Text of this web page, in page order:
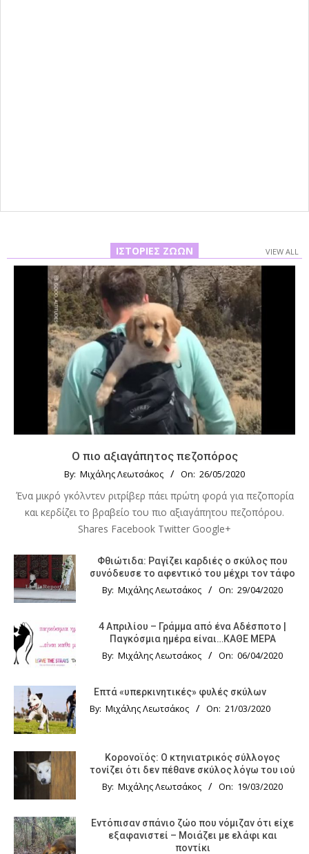
ΙΣΤΟΡΊΕΣ ΖΏΩΝ VIEW ALL
Ο πιο αξιαγάπητος πεζοπόρος
By: Μιχάλης Λεωτσάκος On: 26/05/2020
Ένα μικρό γκόλντεν ριτρίβερ πάει πρώτη φορά για πεζοπορία
και κερδίζει το βραβείο του πιο αξιαγάπητου πεζοπόρου.
Shares Facebook Twitter Google+
Φθιώτιδα: Ραγίζει καρδιές ο σκύλος που
συνόδευσε το αφεντικό του μέχρι τον τάφο
By: Μιχάλης Λεωτσάκος On: 29/04/2020
4 Απριλίου – Γράμμα από ένα Αδέσποτο |
Παγκόσμια ημέρα είναι…ΚΑΘΕ ΜΕΡΑ
By: Μιχάλης Λεωτσάκος On: 06/04/2020
Επτά «υπερκινητικές» φυλές σκύλων
By: Μιχάλης Λεωτσάκος On: 21/03/2020
Κορονοϊός: Ο κτηνιατρικός σύλλογος
τονίζει ότι δεν πέθανε σκύλος λόγω του ιού
By: Μιχάλης Λεωτσάκος On: 19/03/2020
Εντόπισαν σπάνιο ζώο που νόμιζαν ότι είχε
εξαφανιστεί – Μοιάζει με ελάφι και
ποντίκι